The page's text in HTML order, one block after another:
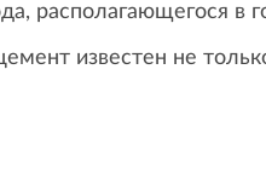
располагающегося в
известен не